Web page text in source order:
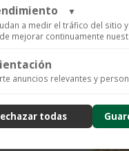
$7.450
▼
a medir el tráfico del
mejorar continuamente
para recopilar datos de uso
de la experiencia del usuario
anuncios relevantes y
todas